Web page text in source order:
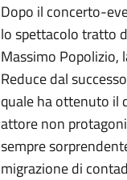
Dopo il concerto-
lo spettacolo tratto
Massimo Popolizio,
Reduce dal
quale ha ottenuto il
attore non
sempre
migrazione di